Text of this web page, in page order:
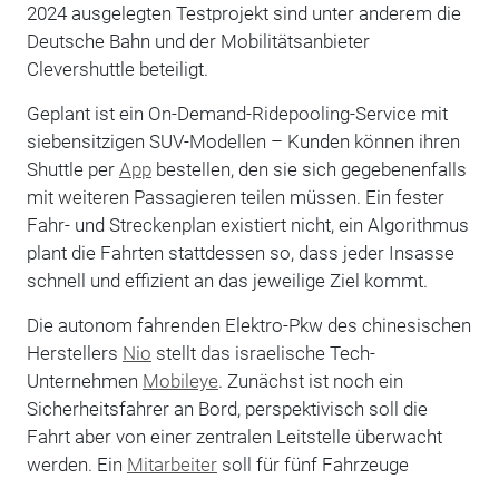
2024 ausgelegten Testprojekt sind unter anderem die
Deutsche Bahn und der Mobilitätsanbieter
Clevershuttle beteiligt.
Geplant ist ein On-Demand-Ridepooling-Service mit
siebensitzigen SUV-Modellen – Kunden können ihren
Shuttle per Appbestellen, den sie sich gegebenenfalls
mit weiteren Passagieren teilen müssen. Ein fester
Fahr- und Streckenplan existiert nicht, ein Algorithmus
plant die Fahrten stattdessen so, dass jeder Insasse
schnell und effizient an das jeweilige Ziel kommt.
Die autonom fahrenden Elektro-Pkw des chinesischen
Herstellers Nio stellt das israelische Tech-
Unternehmen Mobileye. Zunächst ist noch ein
Sicherheitsfahrer an Bord, perspektivisch soll die
Fahrt aber von einer zentralen Leitstelle überwacht
werden. Ein Mitarbeitersoll für fünf Fahrzeuge